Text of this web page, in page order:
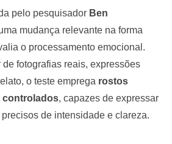
pelo pesquisador Ben
mudança relevante na forma
o processamento emocional.
fotografias reais, expressões
o teste emprega rostos
controlados, capazes de expressar
de intensidade e clareza.